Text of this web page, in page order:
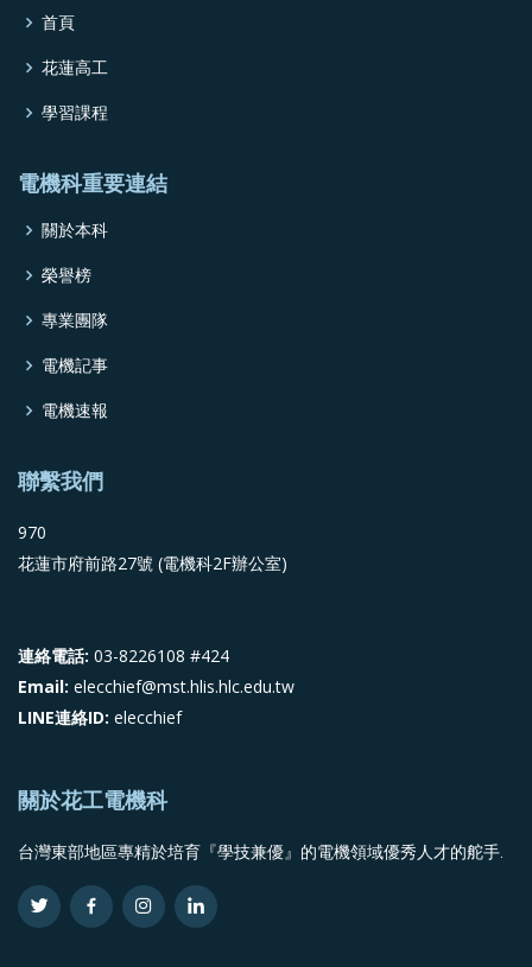
首頁
花蓮高工
學習課程
電機科重要連結
關於本科
榮譽榜
專業團隊
電機記事
電機速報
聯繫我們
970
花蓮市府前路27號 (電機科2F辦公室)
連絡電話: 03-8226108 #424
Email: elecchief@mst.hlis.hlc.edu.tw
LINE連絡ID: elecchief
關於花工電機科
台灣東部地區專精於培育『學技兼優』的電機領域優秀人才的舵手.